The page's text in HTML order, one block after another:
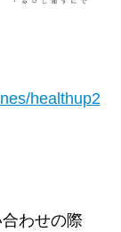
healthup2
わせの際